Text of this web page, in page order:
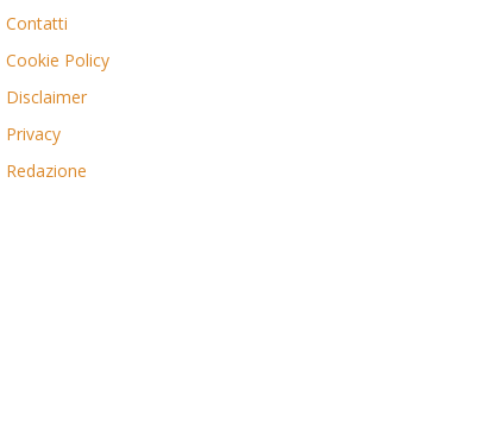
Contatti
Cookie Policy
Disclaimer
Privacy
Redazione